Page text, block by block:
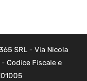
SRL - Via Nicola
- Codice Fiscale e